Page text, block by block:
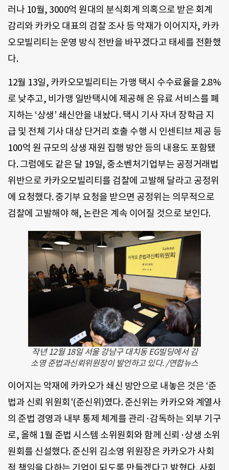
러나 10월, 3000억 원대의 분식회계 의혹으로 받은 회계
감리와 카카오 대표의 검찰 조사 등 악재가 이어지자, 카카
오모빌리티는 운영 방식 전반을 바꾸겠다고 태세를 전환했
다.
12월 13일, 카카오모빌리티는 가맹 택시 수수료율을 2.8%
로 낮추고, 비가맹 일반택시에 제공해 온 유료 서비스를 폐
지하는 ‘상생’ 쇄신안을 내놨다. 택시 기사 자녀 장학금 지
급 및 전체 기사 대상 단거리 호출 수행 시 인센티브 제공 등
100억 원 규모의 상생 재원 집행 방안 등의 내용도 포함됐
다. 그럼에도 같은 달 19일, 중소벤처기업부는 공정거래법
위반으로 카카오모빌리티를 검찰에 고발해 달라고 공정위
에 요청했다. 중기부 요청을 받으면 공정위는 의무적으로
검찰에 고발해야 해, 논란은 계속 이어질 것으로 보인다.
작년 12월 18일 서울 강남구 대치동 EG빌딩에서 김
소영 준법과신뢰위원장이 발언하고 있다. /연합뉴스
이어지는 악재에 카카오가 쇄신 방안으로 내놓은 것은 ‘준
법과 신뢰 위원회'(준신위)였다. 준신위는 카카오와 계열사
의 준법 경영과 내부 통제 체계를 관리·감독하는 외부 기구
로, 올해 1월 준법 시스템 소위원회와 함께 신뢰·상생 소위
원회를 신설했다. 준신위 김소영 위원장은 카카오가 사회